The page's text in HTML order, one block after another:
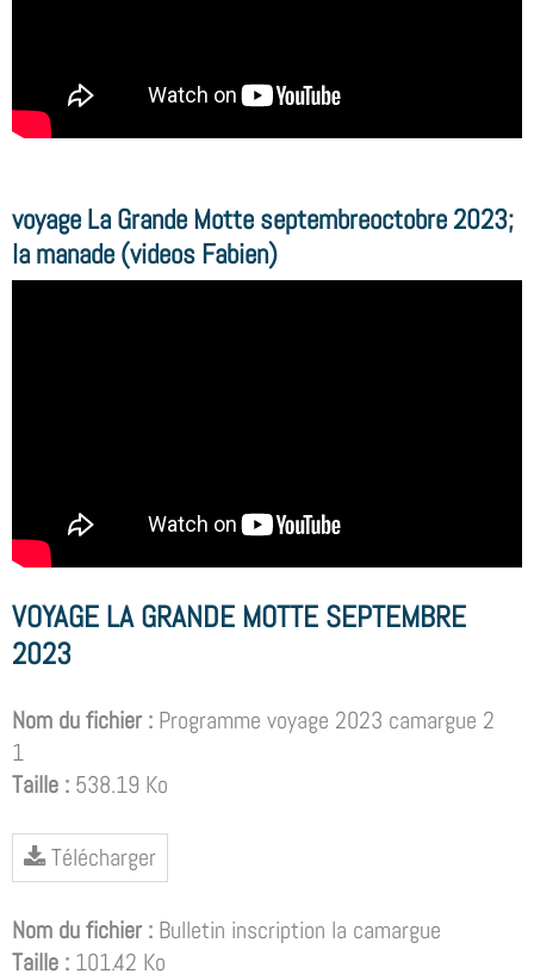
voyage La Grande Motte septembreoctobre 2023;
la manade (videos Fabien)
VOYAGE LA GRANDE MOTTE SEPTEMBRE
2023
Nom du fichier : Programme voyage 2023 camargue 2
1
Taille : 538.19 Ko
Télécharger
Nom du fichier : Bulletin inscription la camargue
Taille : 101.42 Ko